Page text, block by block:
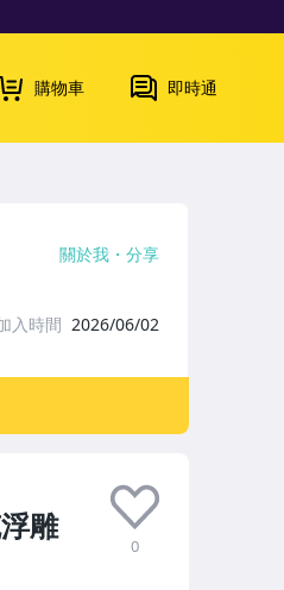
購物車 即時通
雕
0
關於我 分享
入時間 2026/06/02